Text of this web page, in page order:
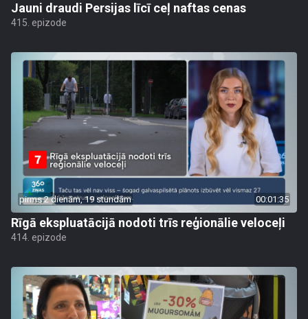
Jauni draudi Persijas līcī ceļ naftas cenas
415. epizode
pirms 2 dienām, 19 stundām 00:01:35
Rīgā ekspluatācijā nodoti trīs reģionālie veloceļi
414. epizode